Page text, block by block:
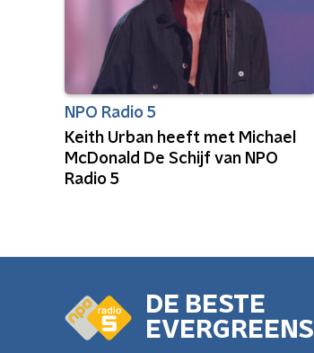
NPO Radio 5
Keith Urban heeft met Michael
McDonald De Schijf van NPO
Radio 5
DE BESTE
EVERGREENS